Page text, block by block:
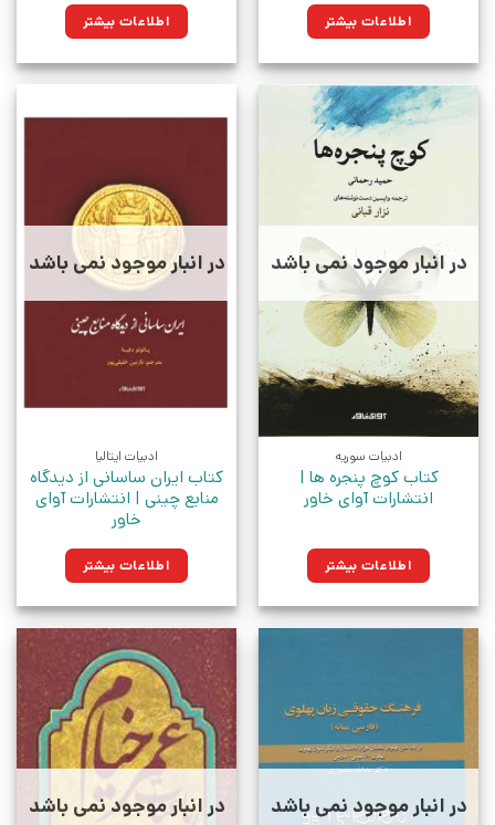
اطلاعات بیشتر اطلاعات بیشتر
در انبار موجود نمی باشد
ادبیات سوریه
کتاب کوچ پنجره ها |
انتشارات آوای خاور
اطلاعات بیشتر
در انبار موجود نمی باشد
ادبیات ایتالیا
کتاب ایران ساسانی از دیدگاه
منابع چینی | انتشارات آوای
خاور
اطلاعات بیشتر
در انبار موجود نمی باشد در انبار موجود نمی باشد